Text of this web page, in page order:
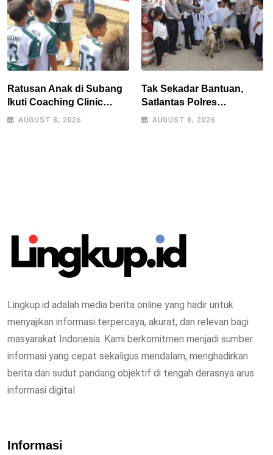
Ratusan Anak di Subang
Ikuti Coaching Clinic
Bersama Legenda Persib
AUGUST 8, 2026
Tak Sekadar Bantuan,
Satlantas Polres
Tasikmalaya Dorong
AUGUST 8, 2026
Lingkup.id adalah media berita online yang hadir untuk
menyajikan informasi terpercaya, akurat, dan relevan bagi
masyarakat Indonesia. Kami berkomitmen menjadi sumber
informasi yang cepat sekaligus mendalam, menghadirkan
berita dari sudut pandang objektif di tengah derasnya arus
informasi digital.
Informasi